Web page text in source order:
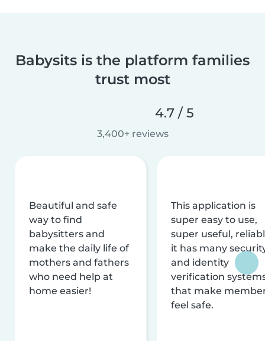
Babysits is the platform families
trust most
4.7 / 5
3,400+ reviews
Beautiful and safe
way to find
babysitters and
make the daily life of
mothers and fathers
who need help at
home easier!
This application is
super easy to use,
super useful,
it has many
and identity
verification
that make
feel safe.